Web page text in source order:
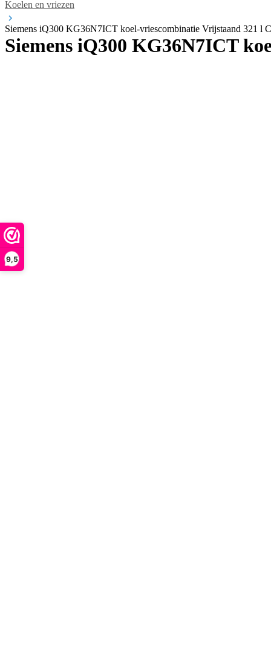
9,5
Koelen en vriezen
Siemens iQ300 KG36N7ICT koel-vriescombinatie Vrijstaand 321 l
Siemens iQ300 KG36N7ICT